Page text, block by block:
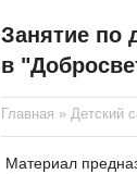
Занятие по
в
Главная » Детский
Материал